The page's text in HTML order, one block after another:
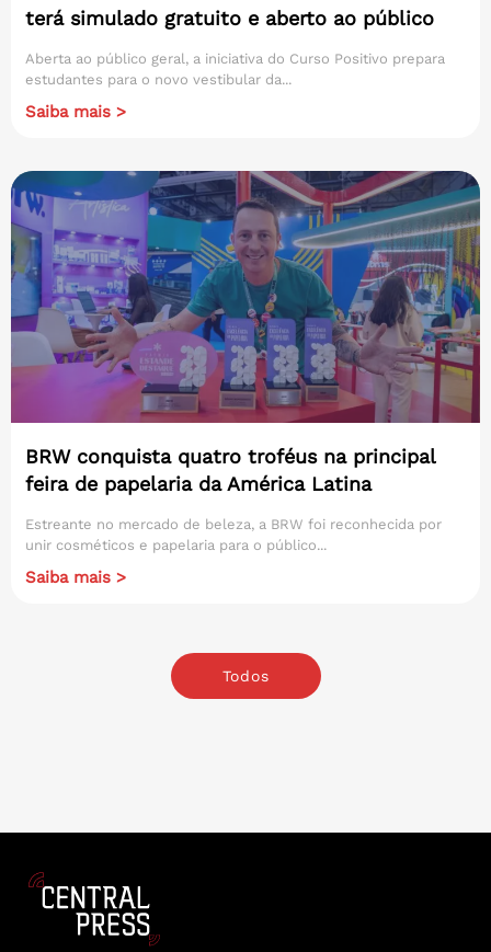
terá simulado gratuito e aberto ao público
Aberta ao público geral, a iniciativa do Curso Positivo prepara
estudantes para o novo vestibular da...
Saiba mais >
BRW conquista quatro troféus na principal
feira de papelaria da América Latina
Estreante no mercado de beleza, a BRW foi reconhecida por
unir cosméticos e papelaria para o público...
Saiba mais >
Todos